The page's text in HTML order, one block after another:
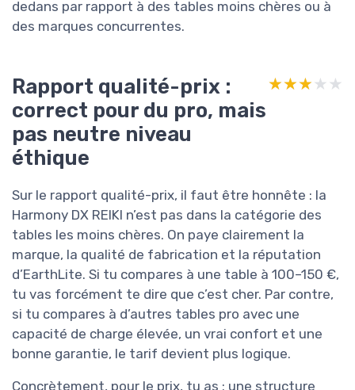
dedans par rapport à des tables moins chères ou à
des marques concurrentes.
Rapport qualité-prix :
correct pour du pro, mais
pas neutre niveau
éthique
★★★★★
★★★★★
Sur le rapport qualité-prix, il faut être honnête : la
Harmony DX REIKI n’est pas dans la catégorie des
tables les moins chères. On paye clairement la
marque, la qualité de fabrication et la réputation
d’EarthLite. Si tu compares à une table à 100–150 €,
tu vas forcément te dire que c’est cher. Par contre,
si tu compares à d’autres tables pro avec une
capacité de charge élevée, un vrai confort et une
bonne garantie, le tarif devient plus logique.
Concrètement, pour le prix, tu as : une structure